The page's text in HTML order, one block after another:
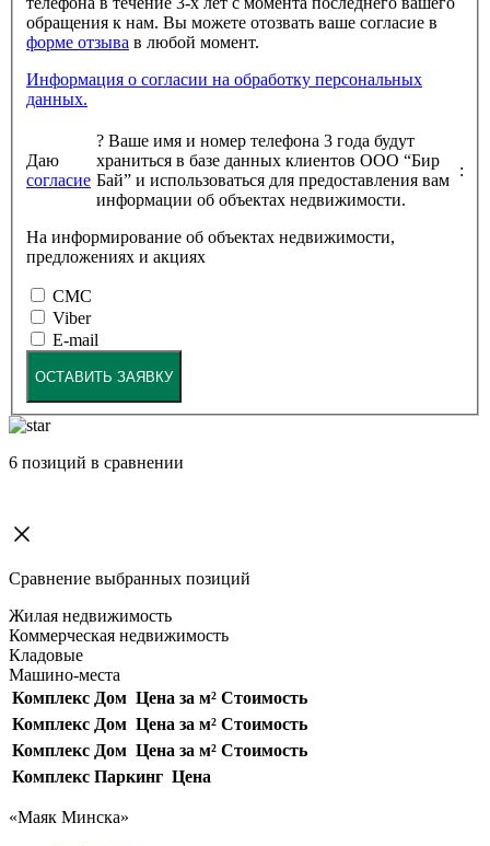
обращения к нам. Вы можете отозвать ваше согласие в
форме отзыва
в любой момент.
Информация о согласии на обработку персональных
данных.
Даю
согласие
? Ваше имя и номер телефона 3 года будут
храниться в базе данных клиентов ООО “Бир
Бай” и использоваться для предоставления вам
информации об объектах недвижимости.
:
На информирование об объектах недвижимости,
предложениях и акциях
СМС
Viber
E-mail
ОСТАВИТЬ ЗАЯВКУ
6 позиций в сравнении
Сравнение выбранных позиций
Жилая недвижимость
Коммерческая недвижимость
Кладовые
Машино-места
Комплекс Дом Цена за м² Стоимость
Комплекс Дом Цена за м² Стоимость
Комплекс Дом Цена за м² Стоимость
Комплекс Паркинг Цена
«Маяк Минска»